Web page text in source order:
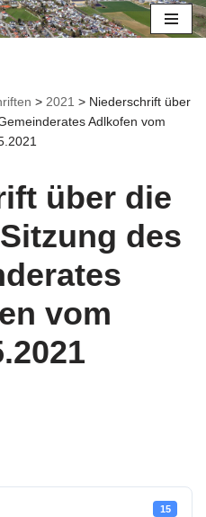
> 2021 > Niederschrift über
Adlkofen vom
über die
des
vom
15